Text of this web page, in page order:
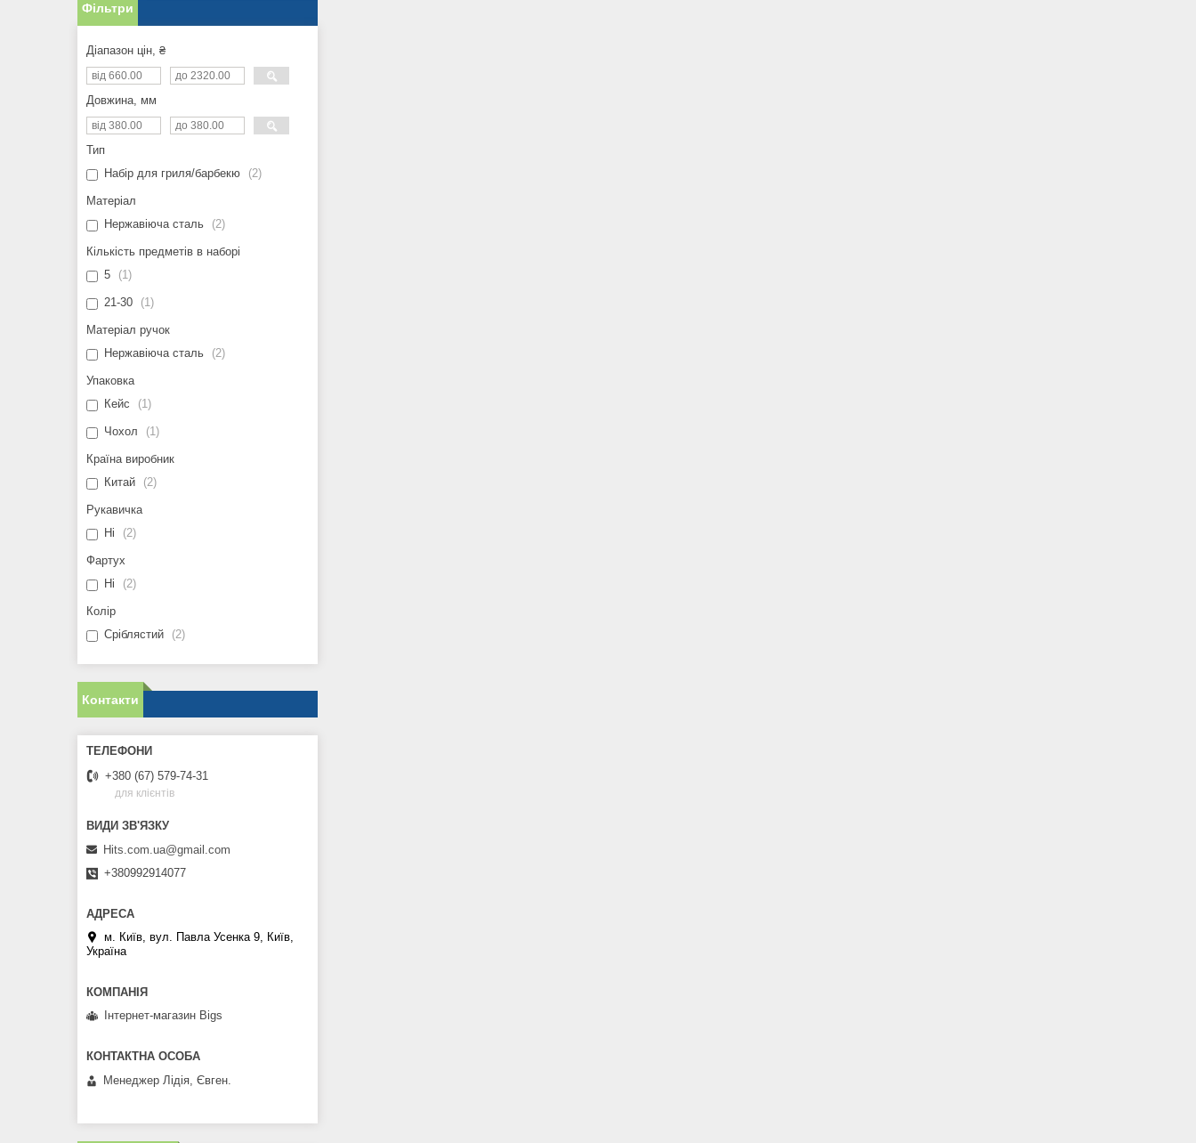
Фільтри
Діапазон цін, ₴
Довжина, мм
Тип
Набір для гриля/барбекю
2
Матеріал
Нержавіюча сталь
2
Кількість предметів в наборі
5
1
21-30 1
Матеріал ручок
Нержавіюча сталь
2
Упаковка
Кейс
1
Чохол 1
Країна виробник
Китай
2
Рукавичка
Ні
2
Фартух
Ні
2
Колір
Сріблястий
2
Контакти
+380 (67) 579-74-31
для клієнтів
Hits.com.ua@gmail.com
+380992914077
м. Київ, вул. Павла Усенка 9, Київ,
Україна
Інтернет-магазин Bigs
Менеджер Лідія, Євген.